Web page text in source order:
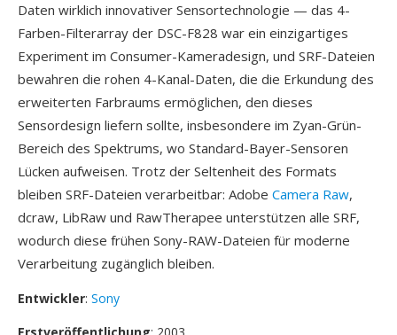
Daten wirklich innovativer Sensortechnologie — das 4-
Farben-Filterarray der DSC-F828 war ein einzigartiges
Experiment im Consumer-Kameradesign, und SRF-Dateien
bewahren die rohen 4-Kanal-Daten, die die Erkundung des
erweiterten Farbraums ermöglichen, den dieses
Sensordesign liefern sollte, insbesondere im Zyan-Grün-
Bereich des Spektrums, wo Standard-Bayer-Sensoren
Lücken aufweisen. Trotz der Seltenheit des Formats
bleiben SRF-Dateien verarbeitbar: Adobe Camera Raw,
dcraw, LibRaw und RawTherapee unterstützen alle SRF,
wodurch diese frühen Sony-RAW-Dateien für moderne
Verarbeitung zugänglich bleiben.
Entwickler: Sony